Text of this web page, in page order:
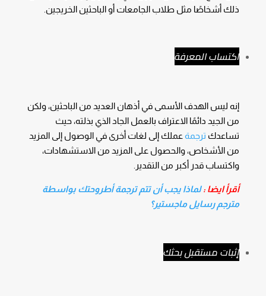
ذلك أشخاصًا مثل طلاب الجامعات أو الباحثين الخريجين.
اكتساب المعرفة
إنه ليس الهدف الأسمى في أذهان العديد من الباحثين، ولكن
من الجيد دائمًا الاعتراف بالعمل الجاد الذي بذلته، حيث
تساعدك ترجمةعملك إلى لغات أخرى في الوصول إلى المزيد
من الأشخاص، والحصول على المزيد من الاستشهادات،
واكتساب قدر أكبر من التقدير.
أقرأ ايضا :لماذا يجب أن تتم ترجمة أطروحتك بواسطة
مترجم رسايل ماجستير؟
إثبات مستقبل بحثك